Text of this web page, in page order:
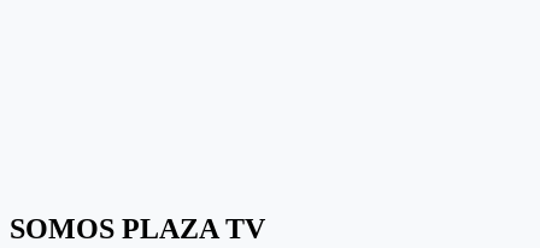
SOMOS PLAZA TV